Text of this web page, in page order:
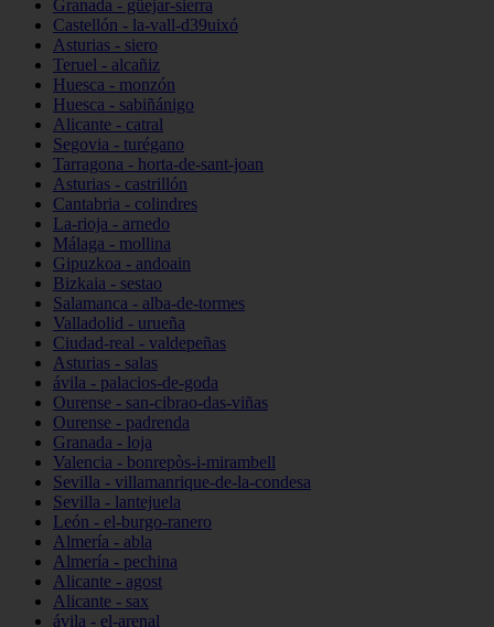
Granada - güejar-sierra
Castellón - la-vall-d39uixó
Asturias - siero
Teruel - alcañiz
Huesca - monzón
Huesca - sabiñánigo
Alicante - catral
Segovia - turégano
Tarragona - horta-de-sant-joan
Asturias - castrillón
Cantabria - colindres
La-rioja - arnedo
Málaga - mollina
Gipuzkoa - andoain
Bizkaia - sestao
Salamanca - alba-de-tormes
Valladolid - urueña
Ciudad-real - valdepeñas
Asturias - salas
ávila - palacios-de-goda
Ourense - san-cibrao-das-viñas
Ourense - padrenda
Granada - loja
Valencia - bonrepòs-i-mirambell
Sevilla - villamanrique-de-la-condesa
Sevilla - lantejuela
León - el-burgo-ranero
Almería - abla
Almería - pechina
Alicante - agost
Alicante - sax
ávila - el-arenal